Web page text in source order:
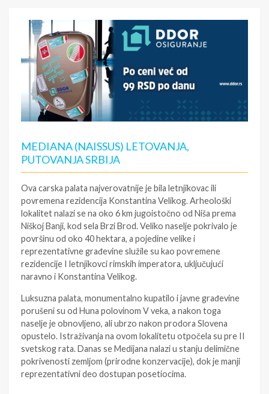
MEDIANA (NAISSUS) LETOVANJA,
PUTOVANJA SRBIJA
Ova carska palata najverovatnije je bila letnjikovac ili
povremena rezidencija Konstantina Velikog. Arheološki
lokalitet nalazi se na oko 6 km jugoistočno od Niša prema
Niškoj Banji, kod sela Brzi Brod. Veliko naselje pokrivalo je
površinu od oko 40 hektara, a pojedine velike i
reprezentativne građevine služile su kao povremene
rezidencije I letnjikovci rimskih imperatora, uključujući
naravno i Konstantina Velikog.
Luksuzna palata, monumentalno kupatilo i javne građevine
porušeni su od Huna polovinom V veka, a nakon toga
naselje je obnovljeno, ali ubrzo nakon prodora Slovena
opustelo. Istraživanja na ovom lokalitetu otpočela su pre II
svetskog rata. Danas se Medijana nalazi u stanju delimične
pokrivenosti zemljom (prirodne konzervacije), dok je manji
reprezentativni deo dostupan posetiocima.